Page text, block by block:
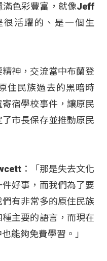
滿色彩豐富，就像Jeff
活躍的、是一個生
神，交流當中布蘭登
住民族過去的黑暗時
宿學校事件，讓原民
市長保存並推動原民
：「那是失去文化
好事，而我們為了要
有非常多的原住民族
主要的語言，而現在
能夠免費學習。」